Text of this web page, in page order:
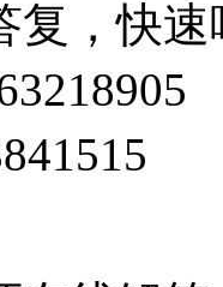
复，快速